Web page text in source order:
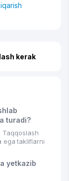
kerak
turadi?
Taqqoslash
ega takliflarni
yetkazib